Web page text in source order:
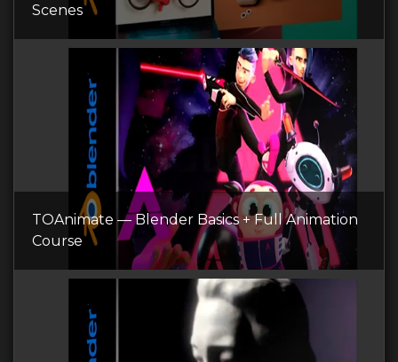
Scenes
TOAnimate — Blender Basics + Full Animation
Course